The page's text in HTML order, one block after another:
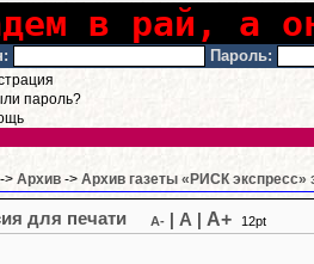
в рай, а
Пароль:
пароль?
-> Архив -> Архив газеты «РИСК экспресс»
A- A A+ 12pt